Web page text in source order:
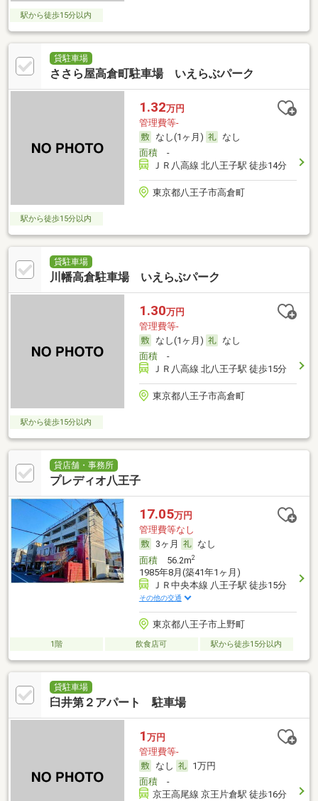
駅から徒歩15分以内
貸駐車場
ささら屋高倉町駐車場 いえらぶパーク
1.32万円
管理費等-
なし(1ヶ月)
なし
面積-
ＪＲ八高線 北八王子駅 徒歩14分
東京都八王子市高倉町
駅から徒歩15分以内
貸駐車場
川幡高倉駐車場 いえらぶパーク
1.30万円
管理費等-
なし(1ヶ月)
なし
面積-
ＪＲ八高線 北八王子駅 徒歩15分
東京都八王子市高倉町
駅から徒歩15分以内
貸店舗・事務所
プレディオ八王子
17.05万円
管理費等なし
3ヶ月
なし
面積56.2m2
1985年8月(築41年1ヶ月)
ＪＲ中央本線 八王子駅 徒歩15分
その他の交通
東京都八王子市上野町
1階 飲食店可 駅から徒歩15分以内
貸駐車場
臼井第２アパート 駐車場
1 万円
管理費等-
なし
1万円
面積-
京王高尾線 京王片倉駅 徒歩16分